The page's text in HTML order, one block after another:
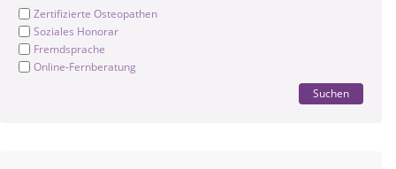
Zertifizierte Osteopathen
Soziales Honorar
Fremdsprache
Online-Fernberatung
Suchen